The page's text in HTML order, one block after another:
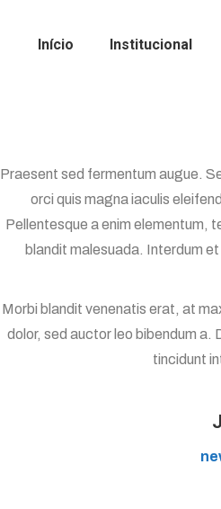
Início Institucional
Praesent sed fermentum augue.
orci quis magna iaculis
Pellentesque a enim elementum,
blandit malesuada. Interdum
Morbi blandit venenatis erat, at
dolor, sed auctor leo bibendum a.
tincidunt